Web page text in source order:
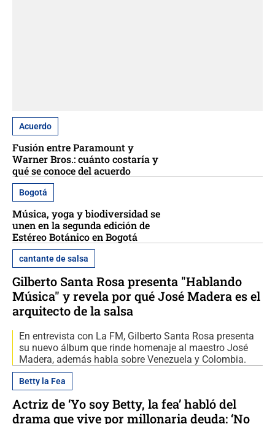
Acuerdo
Fusión entre Paramount y
Warner Bros.: cuánto costaría y
qué se conoce del acuerdo
Bogotá
Música, yoga y biodiversidad se
unen en la segunda edición de
Estéreo Botánico en Bogotá
cantante de salsa
Gilberto Santa Rosa presenta "Hablando
Música" y revela por qué José Madera es el
arquitecto de la salsa
En entrevista con La FM, Gilberto Santa Rosa presenta
su nuevo álbum que rinde homenaje al maestro José
Madera, además habla sobre Venezuela y Colombia.
Betty la Fea
Actriz de ‘Yo soy Betty, la fea’ habló del
drama que vive por millonaria deuda: ‘No